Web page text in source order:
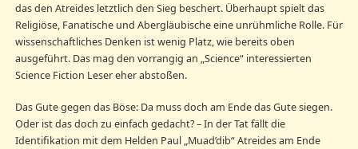
das den Atreides letztlich den Sieg beschert. Überhaupt spielt das
Religiöse, Fanatische und Abergläubische eine unrühmliche Rolle. Für
wissenschaftliches Denken ist wenig Platz, wie bereits oben
ausgeführt. Das mag den vorrangig an „Science“ interessierten
Science Fiction Leser eher abstoßen.
Das Gute gegen das Böse: Da muss doch am Ende das Gute siegen.
Oder ist das doch zu einfach gedacht? – In der Tat fällt die
Identifikation mit dem Helden Paul „Muad’dib“ Atreides am Ende